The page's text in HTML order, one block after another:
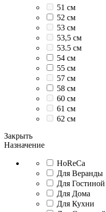
51 см
52 см
53 см
53,5 см
53.5 см
54 см
55 см
57 см
58 см
60 см
61 см
62 см
Закрыть
Назначение
HoReCa
Для Веранды
Для Гостиной
Для Дома
Для Кухни